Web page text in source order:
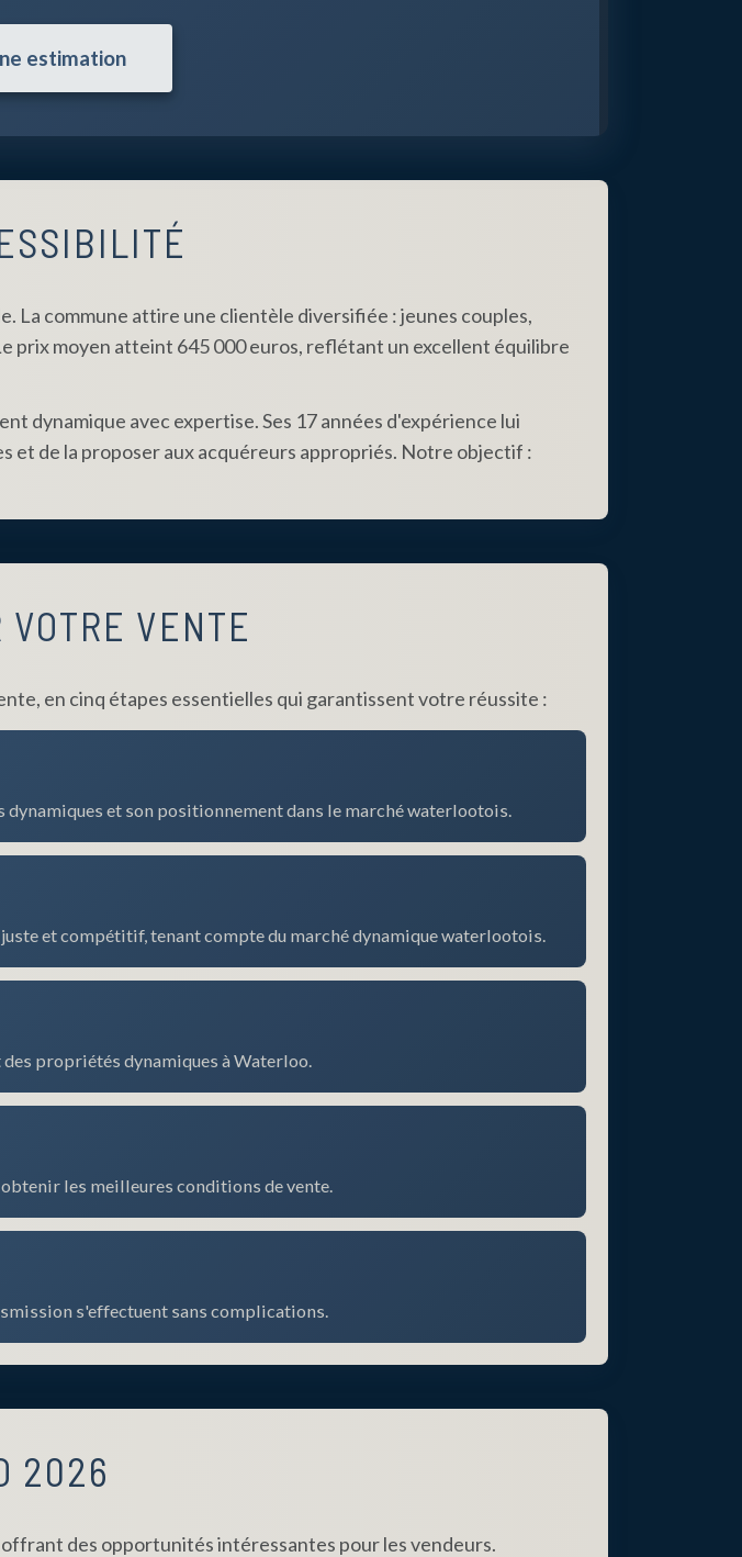
estimation
La commune attire une clientèle diversifiée : jeunes couples,
prix moyen atteint 645 000 euros, reflétant un excellent équilibre
dynamique avec expertise. Ses 17 années d'expérience lui
de la proposer aux acquéreurs appropriés. Notre objectif :
VOTRE VENTE
en cinq étapes essentielles qui garantissent votre réussite :
et son positionnement dans le marché waterlootois.
et compétitif, tenant compte du marché dynamique waterlootois.
propriétés dynamiques à Waterloo.
les meilleures conditions de vente.
s'effectuent sans complications.
2026
des opportunités intéressantes pour les vendeurs.